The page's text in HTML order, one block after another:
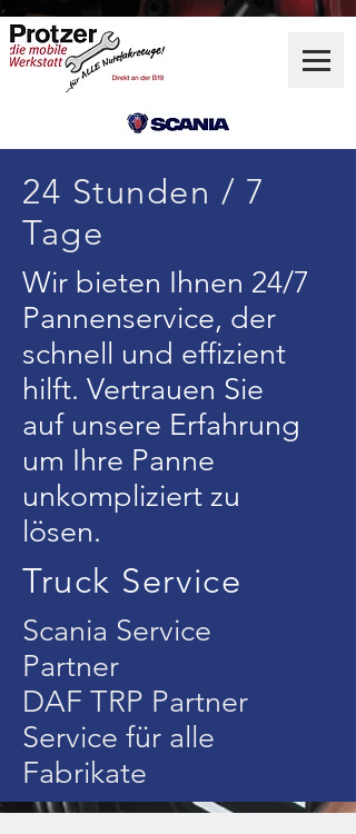
24 Stunden / 7
Tage
Wir bieten Ihnen 24/7
Pannenservice, der
schnell und effizient
hilft. Vertrauen Sie
auf unsere Erfahrung
um Ihre Panne
unkompliziert zu
lösen.
Truck Service
Scania Service
Partner
DAF TRP Partner
Service für alle
Fabrikate